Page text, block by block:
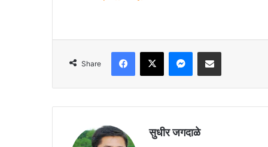
Share
Facebook
X Messenger
Share via Email
सुधीर जगदाळे